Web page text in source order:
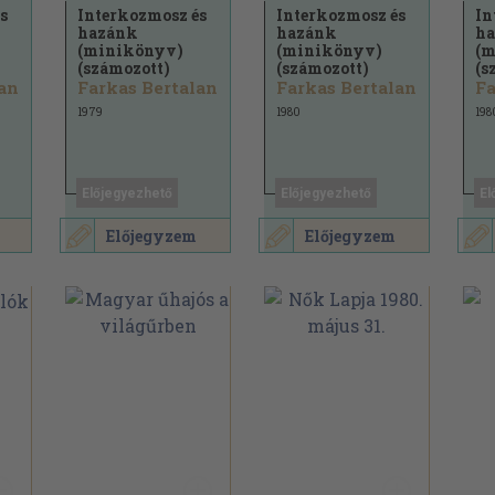
Előjegyzem
Interkozmosz és
hazánk
(minikönyv)
(számozott)
Farkas Bertalan
1979
Előjegyzem
Interkozmosz és
hazánk
(minikönyv)
(számozott)
Farkas Bertalan
1980